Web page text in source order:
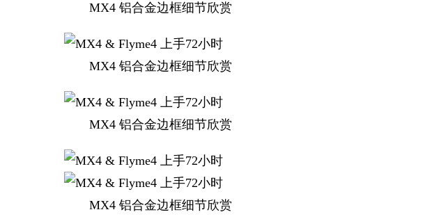
MX4 铝合金边框细节欣赏
MX4 铝合金边框细节欣赏
MX4 铝合金边框细节欣赏
MX4 铝合金边框细节欣赏